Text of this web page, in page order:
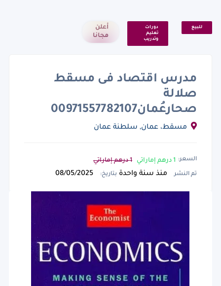
للبيع
دورات
تعليم
وتدريب
أعلن
مجانا
مدرس اقتصاد فى مسقط
صلالة
صحارعُمان00971557782107
السعر: 1 درهم إماراتي 1 درهم إماراتي
تم النشر منذ سنة واحدة بتاريخ: